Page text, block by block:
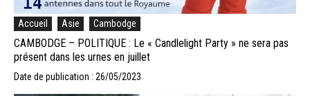
Accueil Asie Cambodge
CAMBODGE – POLITIQUE : Le « Candlelight Party » ne sera pas
présent dans les urnes en juillet
Date de publication : 26/05/2023